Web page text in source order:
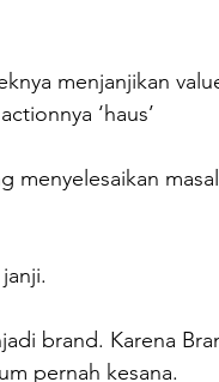
menjanjikan
‘haus’
menyelesaikan
brand. Karena
pernah kesana.